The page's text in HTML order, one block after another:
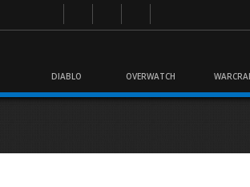
DIABLO OVERWATCH